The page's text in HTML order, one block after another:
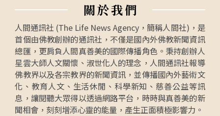
關於我們
人間通訊社 (The Life News Agency，簡稱人間社)，是
首個由佛教創辦的通訊社，不僅是國內外佛教新聞資訊
總匯，更肩負人間真善美的國際傳播角色。秉持創辦人
星雲大師人文關懷、淑世化人的理念，人間通訊社報導
佛教界以及各宗教界的新聞資訊，並傳播國內外藝術文
化、教育人文、生活休閒、科學新知、慈善公益等訊
息，讓閱聽大眾得以透過網路平台，時時與真善美的新
聞相會，刻刻增添心靈的能量，產生正面積極影響力。